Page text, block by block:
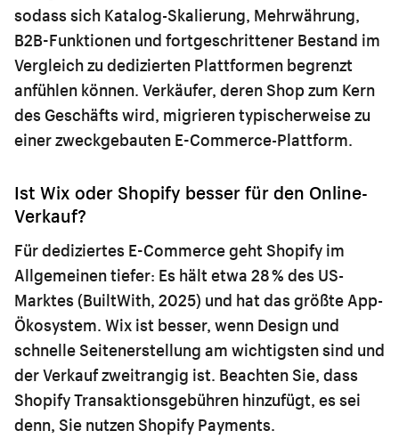
sodass sich Katalog-Skalierung, Mehrwährung,
B2B-Funktionen und fortgeschrittener Bestand im
Vergleich zu dedizierten Plattformen begrenzt
anfühlen können. Verkäufer, deren Shop zum Kern
des Geschäfts wird, migrieren typischerweise zu
einer zweckgebauten E-Commerce-Plattform.
Ist Wix oder Shopify besser für den Online-
Verkauf?
Für dediziertes E-Commerce geht Shopify im
Allgemeinen tiefer: Es hält etwa 28 % des US-
Marktes (BuiltWith, 2025) und hat das größte App-
Ökosystem. Wix ist besser, wenn Design und
schnelle Seitenerstellung am wichtigsten sind und
der Verkauf zweitrangig ist. Beachten Sie, dass
Shopify Transaktionsgebühren hinzufügt, es sei
denn, Sie nutzen Shopify Payments.